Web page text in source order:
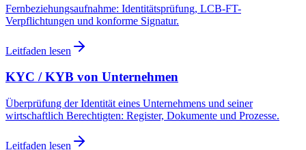
Fernbeziehungsaufnahme: Identitätsprüfung, LCB-FT-
Verpflichtungen und konforme Signatur.
Leitfaden lesen
KYC / KYB von Unternehmen
Überprüfung der Identität eines Unternehmens und seiner
wirtschaftlich Berechtigten: Register, Dokumente und Prozesse.
Leitfaden lesen